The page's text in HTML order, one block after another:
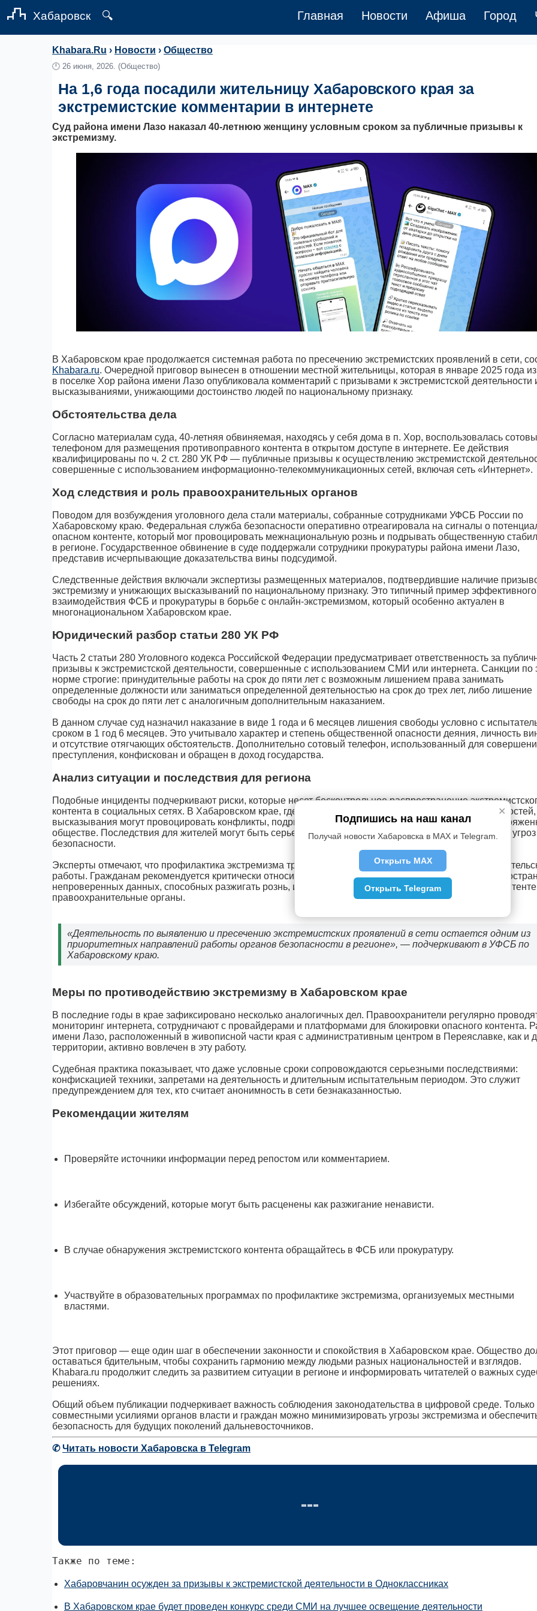
Хабаровск 🔍 Главная Новости Афиша Город
Khabara.Ru › Новости › Общество
🕛 26 июня, 2026. (Общество)
На 1,6 года посадили жительницу Хабаровского края за
экстремистские комментарии в интернете
Суд района имени Лазо наказал 40-летнюю женщину условным сроком за публичные призывы к
экстремизму.
В Хабаровском крае продолжается системная работа по пресечению экстремистских проявлений в сети,
Khabara.ru. Очередной приговор вынесен в отношении местной жительницы, которая в январе 2025 года
в поселке Хор района имени Лазо опубликовала комментарий с призывами к экстремистской деятельности
высказываниями, унижающими достоинство людей по национальному признаку.
Обстоятельства дела
Согласно материалам суда, 40-летняя обвиняемая, находясь у себя дома в п. Хор, воспользовалась
телефоном для размещения противоправного контента в открытом доступе в интернете. Ее действия
квалифицированы по ч. 2 ст. 280 УК РФ — публичные призывы к осуществлению экстремистской
совершенные с использованием информационно-телекоммуникационных сетей, включая сеть «Интернет».
Ход следствия и роль правоохранительных органов
Поводом для возбуждения уголовного дела стали материалы, собранные сотрудниками УФСБ России по
Хабаровскому краю. Федеральная служба безопасности оперативно отреагировала на сигналы о
опасном контенте, который мог провоцировать межнациональную рознь и подрывать общественную
в регионе. Государственное обвинение в суде поддержали сотрудники прокуратуры района имени Лазо,
представив исчерпывающие доказательства вины подсудимой.
Следственные действия включали экспертизы размещенных материалов, подтвердившие наличие
экстремизму и унижающих высказываний по национальному признаку. Это типичный пример эффективного
взаимодействия ФСБ и прокуратуры в борьбе с онлайн-экстремизмом, который особенно актуален в
многонациональном Хабаровском крае.
Юридический разбор статьи 280 УК РФ
Часть 2 статьи 280 Уголовного кодекса Российской Федерации предусматривает ответственность за
призывы к экстремистской деятельности, совершенные с использованием СМИ или интернета. Санкции по
норме строгие: принудительные работы на срок до пяти лет с возможным лишением права занимать
определенные должности или заниматься определенной деятельностью на срок до трех лет, либо лишение
свободы на срок до пяти лет с аналогичным дополнительным наказанием.
В данном случае суд назначил наказание в виде 1 года и 6 месяцев лишения свободы условно с
сроком в 1 год 6 месяцев. Это учитывало характер и степень общественной опасности деяния, личность
и отсутствие отягчающих обстоятельств. Дополнительно сотовый телефон, использованный для
преступления, конфискован и обращен в доход государства.
Анализ ситуации и последствия для региона
Подобные инциденты подчеркивают риски, которые несет бесконтрольное распространение
контента в социальных сетях. В Хабаровском крае, где проживают представители многих национальностей,
высказывания могут провоцировать конфликты, подрывать межэтническое согласие и создавать
обществе. Последствия для жителей могут быть серьезными: от роста бытовой агрессии до реальных угроз
безопасности.
Эксперты отмечают, что профилактика экстремизма требует не только карательных мер, но и
работы. Гражданам рекомендуется критически относиться к информации в интернете, избегать
непроверенных данных, способных разжигать рознь, и своевременно сообщать о подозрительном
правоохранительные органы.
«Деятельность по выявлению и пресечению экстремистских проявлений в сети остается одним из
приоритетных направлений работы органов безопасности в регионе», — подчеркивают в УФСБ по
Хабаровскому краю.
Меры по противодействию экстремизму в Хабаровском крае
В последние годы в крае зафиксировано несколько аналогичных дел. Правоохранители регулярно
мониторинг интернета, сотрудничают с провайдерами и платформами для блокировки опасного контента.
имени Лазо, расположенный в живописной части края с административным центром в Переяславке, как и
территории, активно вовлечен в эту работу.
Судебная практика показывает, что даже условные сроки сопровождаются серьезными последствиями:
конфискацией техники, запретами на деятельность и длительным испытательным периодом. Это служит
предупреждением для тех, кто считает анонимность в сети безнаказанностью.
Рекомендации жителям
Проверяйте источники информации перед репостом или комментарием.
Избегайте обсуждений, которые могут быть расценены как разжигание ненависти.
В случае обнаружения экстремистского контента обращайтесь в ФСБ или прокуратуру.
Участвуйте в образовательных программах по профилактике экстремизма, организуемых местными
властями.
Этот приговор — еще один шаг в обеспечении законности и спокойствия в Хабаровском крае. Общество
оставаться бдительным, чтобы сохранить гармонию между людьми разных национальностей и взглядов.
Khabara.ru продолжит следить за развитием ситуации в регионе и информировать читателей о важных
решениях.
Общий объем публикации подчеркивает важность соблюдения законодательства в цифровой среде. Только
совместными усилиями органов власти и граждан можно минимизировать угрозы экстремизма и
безопасность для будущих поколений дальневосточников.
✆Читать новости Хабаровска в Telegram
Также по теме:
Хабаровчанин осужден за призывы к экстремистской деятельности в Одноклассниках
В Хабаровском крае будет проведен конкурс среди СМИ на лучшее освещение деятельности
✕
Подпишись на наш канал
Получай новости Хабаровска в MAX и Telegram.
Открыть MAX
Открыть Telegram